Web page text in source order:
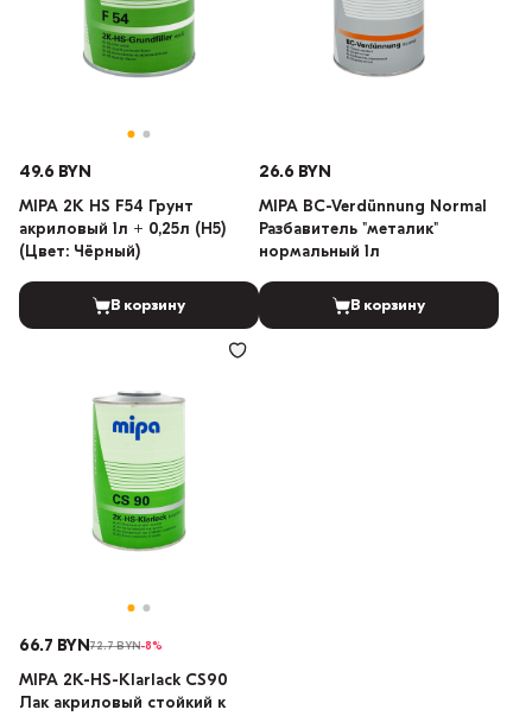
49.6 BYN
MIPA 2K HS F54 Грунт
акриловый 1л + 0,25л (H5)
(Цвет: Чёрный)
В корзину
26.6 BYN
MIPA BC-Verdünnung Normal
Разбавитель "металик"
нормальный 1л
В корзину
66.7 BYN72.7 BYN-8%
MIPA 2К-HS-Klarlack CS90
Лак акриловый стойкий к